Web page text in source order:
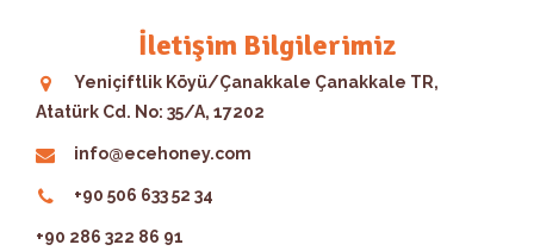
İletişim Bilgilerimiz
Yeniçiftlik Köyü/Çanakkale Çanakkale TR,
Atatürk Cd. No: 35/A, 17202
info@ecehoney.com
+90 506 633 52 34
+90 286 322 86 91